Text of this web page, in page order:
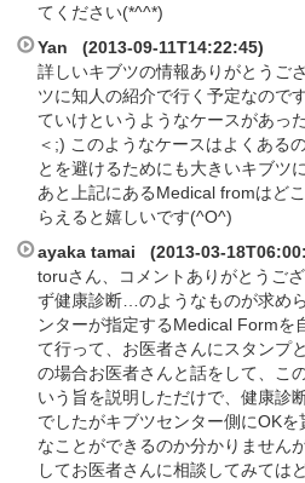
てください(*^^*)
Yan (2013-09-11T14:22:45)
詳しいキブツの情報ありがとうご
ツに知人の紹介で行く予定なので
ていけというようなケースがあっ
＜;) このようなケースはよくある
とを避けるためにも大きいキブツ
あと上記にあるMedical fromはど
らえると嬉しいです(^O^)
ayaka tamai (2013-03-
toruさん、コメントありがとうご
ず健康診断…のようなものが求め
ンターが指定するMedical Formを
て行って、お医者さんにスタンプ
の場合お医者さんと話をして、こ
いう旨を説明しただけで、健康診
でしたがキブツセンター側にOK
なことができるのか分かりません
してお医者さんに相談してみては